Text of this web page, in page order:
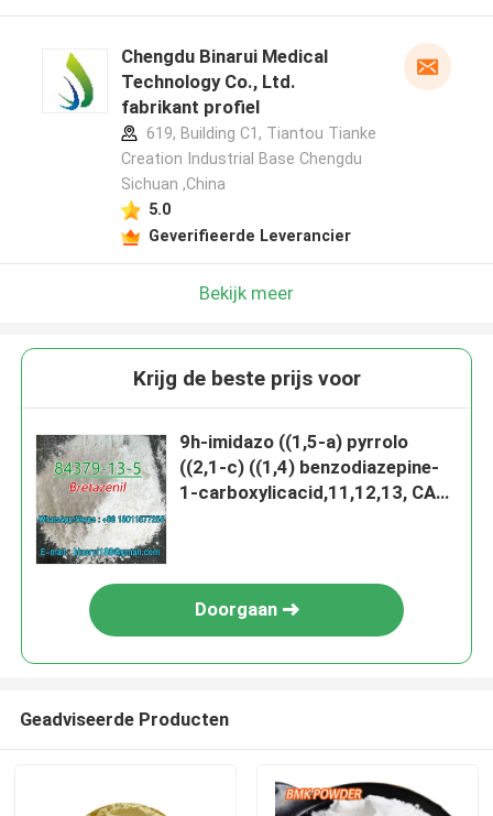
Chengdu Binarui Medical
Technology Co., Ltd.
fabrikant profiel
619, Building C1, Tiantou Tianke
Creation Industrial Base Chengdu
Sichuan ,China
5.0
Geverifieerde Leverancier
Bekijk meer
Krijg de beste prijs voor
9h-imidazo ((1,5-a) pyrrolo
((2,1-c) ((1,4) benzodiazepine-
1-carboxylicacid,11,12,13, CAS
Doorgaan
Geadviseerde Producten